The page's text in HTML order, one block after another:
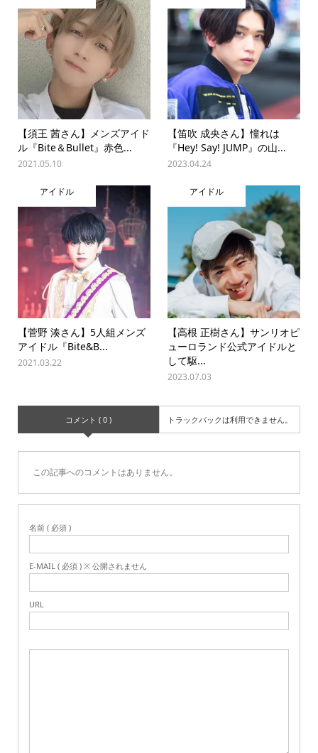
【須王 茜さん】メンズアイド
ル『Bite＆Bullet』赤色...
2021.05.10
【笛吹 成央さん】憧れは
『Hey! Say! JUMP』の山...
2023.04.24
アイドル
【菅野 湊さん】5人組メンズ
アイドル『Bite&B...
2021.03.22
アイドル
【高根 正樹さん】サンリオピ
ューロランド公式アイドルと
して駆...
2023.07.03
コメント ( 0 ) トラックバックは利用できません。
この記事へのコメントはありません。
名前 ( 必須 )
E-MAIL ( 必須 ) ※ 公開されません
URL